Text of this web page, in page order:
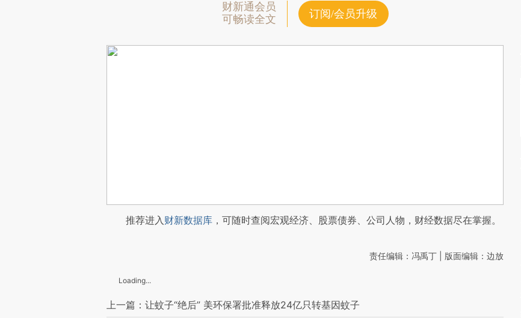
财新通会员
可畅读全文
订阅/会员升级
推荐进入财新数据库 ，可随时查阅宏观经济、股票债券、公司人物，财经数据尽在掌握。
责任编辑：冯禹丁 | 版面编辑：边放
Loading...
上一篇：让蚊子“绝后” 美环保署批准释放24亿只转基因蚊子